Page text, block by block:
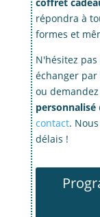
répondra à
formes et
N'hésitez
échanger
ou
personnalisé
contact.
délais !